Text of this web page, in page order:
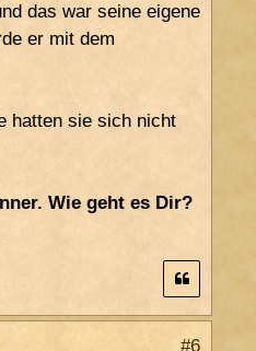
das war seine eigene
er mit dem
hatten sie sich nicht
Wie geht es Dir?
#6